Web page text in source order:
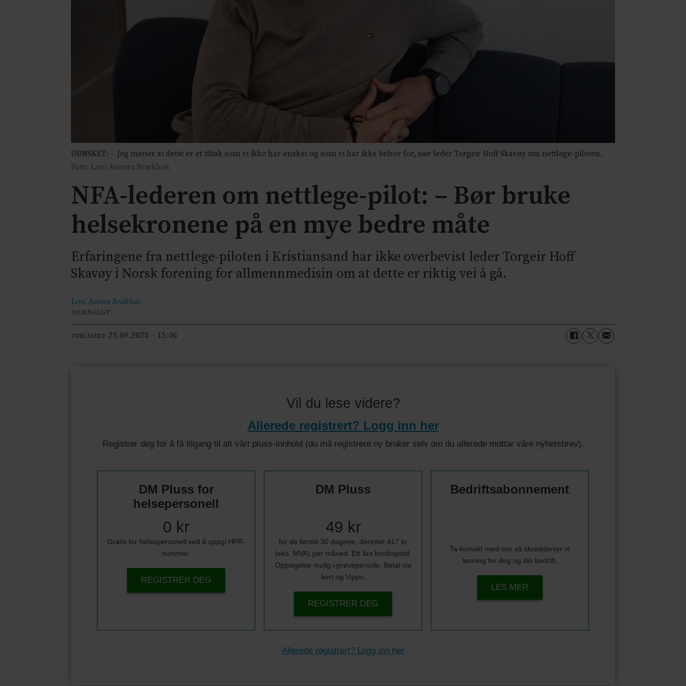
UØNSKET: – Jeg mener at dette er et tiltak som vi ikke har ønsket og som vi har ikke behov for, sier leder Torgeir Hoff Skavøy om nettlege-piloten.
Foto: Leni Aurora Brækhus
NFA-lederen om nettlege-pilot: – Bør bruke
helsekronene på en mye bedre måte
Erfaringene fra nettlege-piloten i Kristiansand har ikke overbevist leder Torgeir Hoff
Skavøy i Norsk forening for allmennmedisin om at dette er riktig vei å gå.
Leni Aurora Brækhus
JOURNALIST
PUBLISERT 25.09.2025 - 15:06
Vil du lese videre?
Allerede registrert? Logg inn her
Registrer deg for å få tilgang til alt vårt pluss-innhold (du må registrere ny bruker selv om du allerede mottar våre nyhetsbrev).
DM Pluss for
helsepersonell
0 kr
Gratis for helsepersonell ved å oppgi HPR-
nummer.
REGISTRER DEG
DM Pluss
49 kr
for de første 30 dagene, deretter 417 kr
(eks. MVA) per måned. Ett års bindingstid.
Oppsigelse mulig i prøveperiode. Betal via
kort og Vipps.
REGISTRER DEG
Bedriftsabonnement
Ta kontakt med oss så skreddersyr vi
løsning for deg og din bedrift.
LES MER
Allerede registrert? Logg inn her